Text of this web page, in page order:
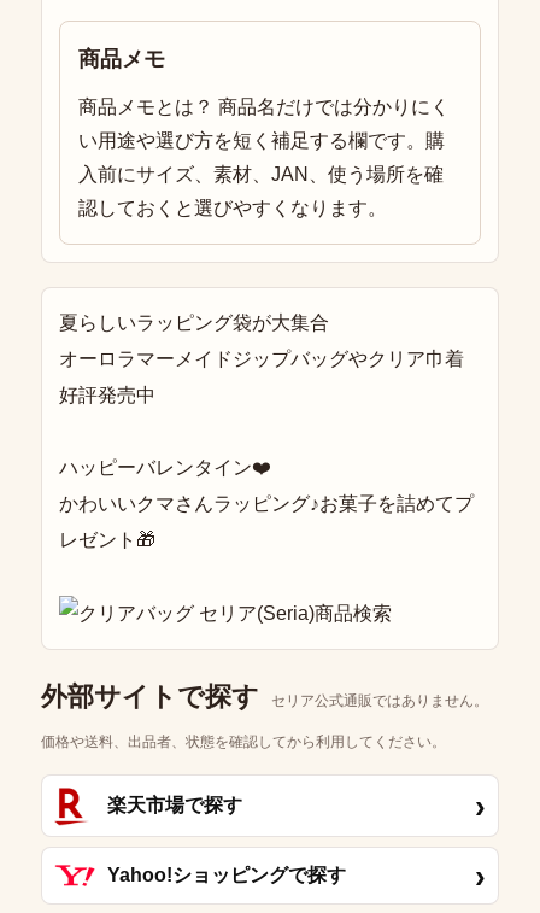
商品メモ
商品メモとは？ 商品名だけでは分かりにく
い用途や選び方を短く補足する欄です。購
入前にサイズ、素材、JAN、使う場所を確
認しておくと選びやすくなります。
夏らしいラッピング袋が大集合
オーロラマーメイドジップバッグやクリア巾着
好評発売中
ハッピーバレンタイン❤️
かわいいクマさんラッピング♪お菓子を詰めてプ
レゼント🎁
外部サイトで探す セリア公式通販ではありません。
価格や送料、出品者、状態を確認してから利用してください。
楽天市場で探す ›
Yahoo!ショッピングで探す ›